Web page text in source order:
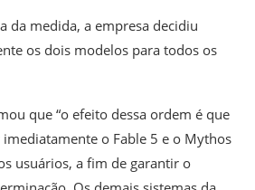
da medida, a empresa decidiu
os dois modelos para todos os
que “o efeito dessa ordem é que
o Fable 5 e o Mythos
usuários, a fim de garantir o